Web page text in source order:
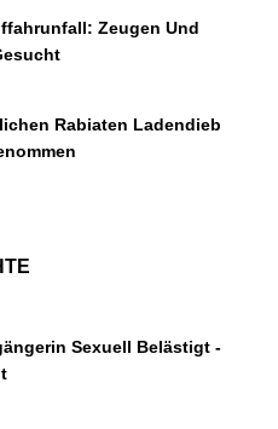
Zeugen Und
Rabiaten Ladendieb
Sexuell Belästigt -